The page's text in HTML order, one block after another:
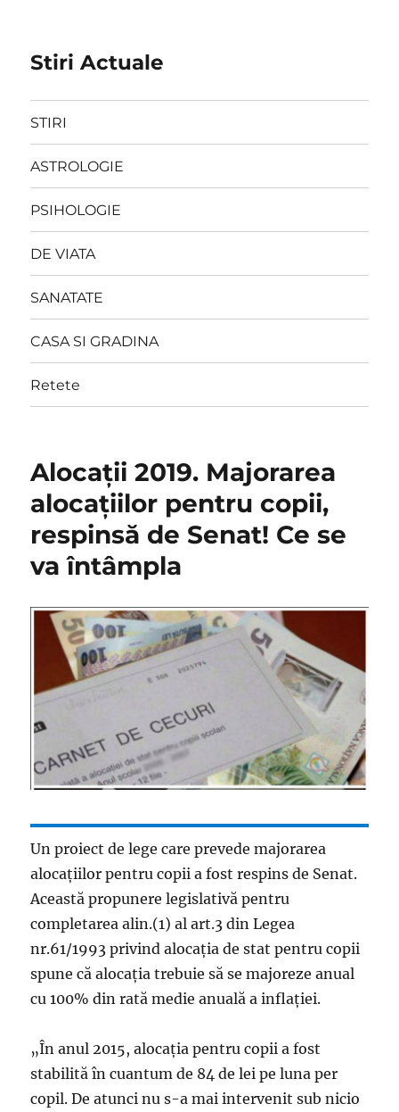
Stiri Actuale
STIRI
ASTROLOGIE
PSIHOLOGIE
DE VIATA
SANATATE
CASA SI GRADINA
Retete
Alocații 2019. Majorarea
alocațiilor pentru copii,
respinsă de Senat! Ce se
va întâmpla
Un proiect de lege care prevede majorarea
alocațiilor pentru copii a fost respins de Senat.
Această propunere legislativă pentru
completarea alin.(1) al art.3 din Legea
nr.61/1993 privind alocația de stat pentru copii
spune că alocația trebuie să se majoreze anual
cu 100% din rată medie anuală a inflației.
„În anul 2015, alocația pentru copii a fost
stabilită în cuantum de 84 de lei pe luna per
copil. De atunci nu s-a mai intervenit sub nicio